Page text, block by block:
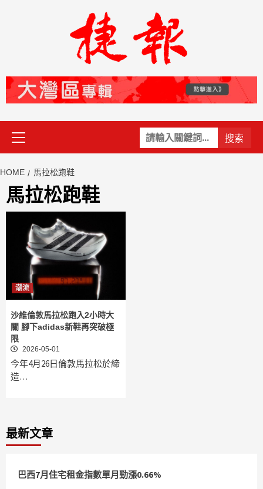
關
鍵
Primary
Menu
HOME 馬拉松跑鞋
馬拉松跑鞋
潮流
沙維倫敦馬拉松跑入2小時大
關 腳下adidas新鞋再突破極
限
2026-05-01
今年4月26日倫敦馬拉松於締
造…
最新文章
巴西7月住宅租金指數單月勁漲0.66%